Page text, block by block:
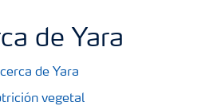
de Yara
de Yara
vegetal